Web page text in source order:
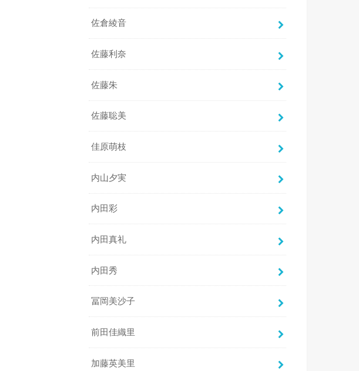
佐倉綾音
佐藤利奈
佐藤朱
佐藤聡美
佳原萌枝
内山夕実
内田彩
内田真礼
内田秀
冨岡美沙子
前田佳織里
加藤英美里